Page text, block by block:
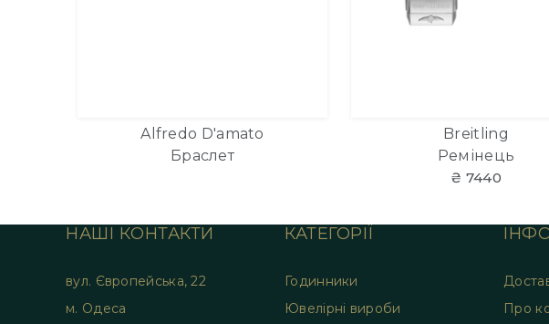
Alfredo D'amato
Браслет
Breitling
Ремінець
₴ 7440
НАШІ КОНТАКТИ
вул. Європейська, 22
м. Одеса
КАТЕГОРІЇ
Годинники
Ювелірні вироби
Про